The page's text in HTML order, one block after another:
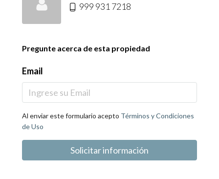
999 931 7218
Pregunte acerca de esta propiedad
Email
Al enviar este formulario acepto Términos y Condiciones
de Uso
Solicitar información